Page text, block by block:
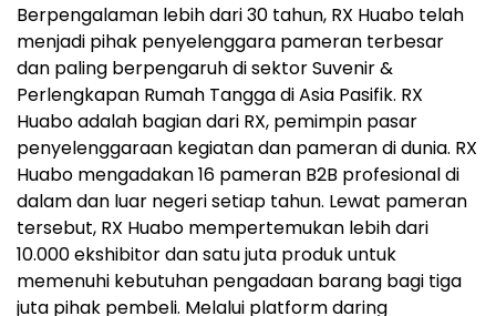
Berpengalaman lebih dari 30 tahun, RX Huabo telah
menjadi pihak penyelenggara pameran terbesar
dan paling berpengaruh di sektor Suvenir &
Perlengkapan Rumah Tangga di Asia Pasifik. RX
Huabo adalah bagian dari RX, pemimpin pasar
penyelenggaraan kegiatan dan pameran di dunia. RX
Huabo mengadakan 16 pameran B2B profesional di
dalam dan luar negeri setiap tahun. Lewat pameran
tersebut, RX Huabo mempertemukan lebih dari
10.000 ekshibitor dan satu juta produk untuk
memenuhi kebutuhan pengadaan barang bagi tiga
juta pihak pembeli. Melalui platform daring